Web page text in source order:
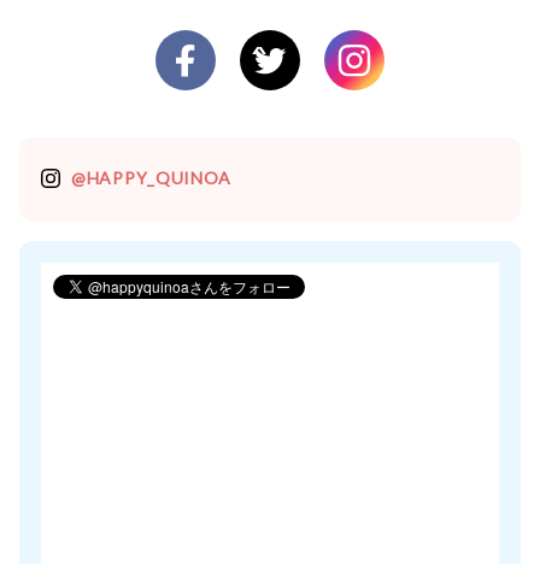
@HAPPY_QUINOA